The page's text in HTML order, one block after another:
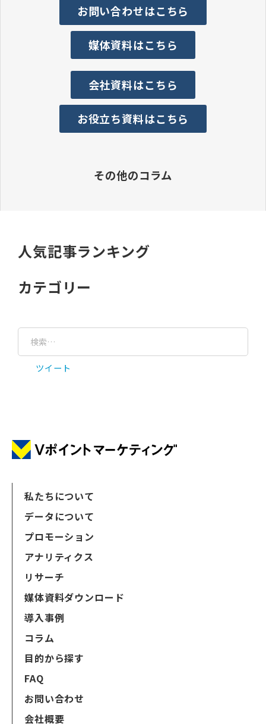
お問い合わせはこちら
媒体資料はこちら
会社資料はこちら
お役立ち資料はこちら
その他のコラム
人気記事ランキング
カテゴリー
ツイート
私たちについて
データについて
プロモーション
アナリティクス
リサーチ
媒体資料ダウンロード
導入事例
コラム
目的から探す
FAQ
お問い合わせ
会社概要